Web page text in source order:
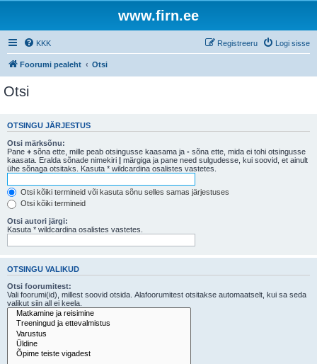
www.firn.ee
KKK Logi sisse
Registreeru
Foorumi pealeht Otsi
Otsi
OTSINGU JÄRJESTUS
Otsi märksõnu:
Pane + sõna ette, mille peab otsingusse kaasama ja - sõna ette, mida ei tohi otsingusse
kaasata. Eralda sõnade nimekiri | märgiga ja pane need sulgudesse, kui soovid, et ainult
ühe sõnaga otsitaks. Kasuta * wildcardina osalistes vastetes.
Otsi kõiki termineid või kasuta sõnu selles samas järjestuses
Otsi kõiki termineid
Otsi autori järgi:
Kasuta * wildcardina osalistes vastetes.
OTSINGU VALIKUD
Otsi foorumitest:
Vali foorumi(id), millest soovid otsida. Alafoorumitest otsitakse automaatselt, kui sa seda
valikut siin all ei keela.